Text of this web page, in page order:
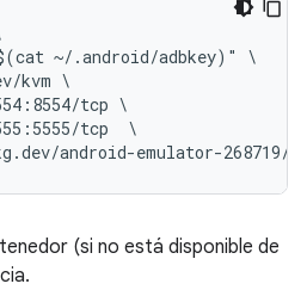
~/.android/adbkey)" \
kvm \
tcp \
tcp  \
(si no está disponible de